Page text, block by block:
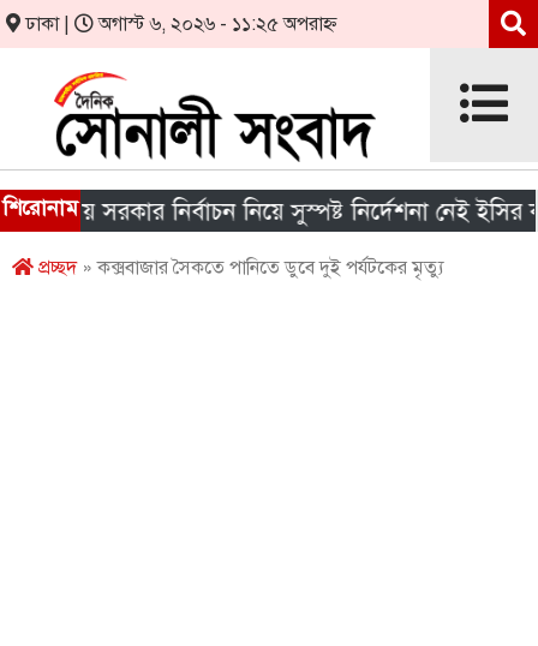
ঢাকা | অগাস্ট ৬, ২০২৬ - ১১:২৫ অপরাহ্ন
শিরোনামসরকার নির্বাচন নিয়ে সুস্পষ্ট নির্দেশনা নেই ইসির কাছে
প্রচ্ছদ» কক্সবাজার সৈকতে পানিতে ডুবে দুই পর্যটকের মৃত্যু